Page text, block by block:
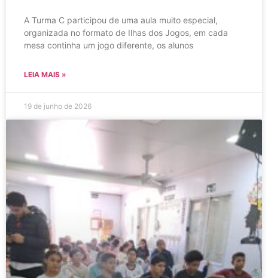
A Turma C participou de uma aula muito especial,
organizada no formato de Ilhas dos Jogos, em cada
mesa continha um jogo diferente, os alunos
LEIA MAIS »
19 de junho de 2026